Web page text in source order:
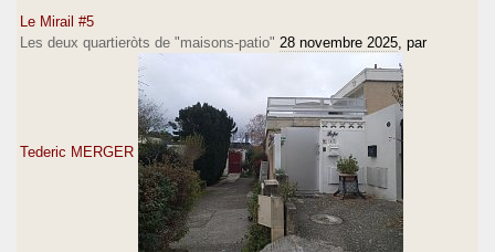
Le Mirail #5
Les deux quartieròts de "maisons-patio" 28 novembre 2025 , par
Tederic MERGER